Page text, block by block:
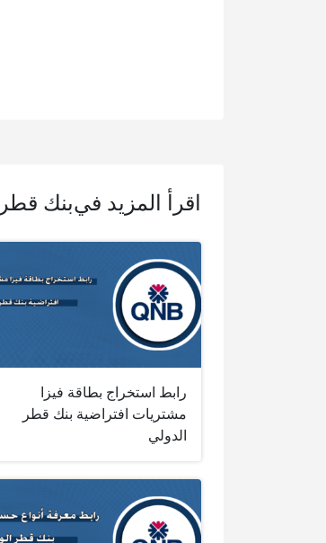
اقرأ المزيد فيبنك
رابط استخراج بطاقة فيزا
مشتريات افتراضية بنك قطر
الدولي